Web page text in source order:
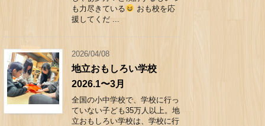
も力尽きている
おも校を応
援してくだ ...
2026/04/08
地立おもしろい学校
2026.1〜3月
全国の小中学校で、学校に行っ
ていない子ども35万人以上。地
立おもしろい学校は、学校に行